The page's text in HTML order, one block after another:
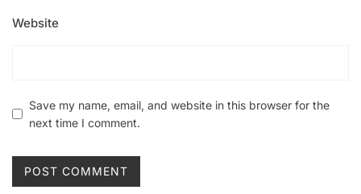
Website
Save my name, email, and website in this browser for the
next time I comment.